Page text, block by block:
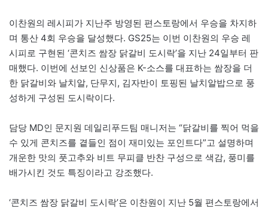
이찬원의 레시피가 지난주 방영된 편스토랑에서 우승을 차지하
며 통산 4회 우승을 달성했다. GS25는 이번 이찬원의 우승 레
시피로 구현된 ‘콘치즈 쌈장 닭갈비 도시락’을 지난 24일부터 판
매했다. 이번에 선보인 신상품은 K-소스를 대표하는 쌈장을 더
한 닭갈비와 날치알, 단무지, 김자반이 토핑된 날치알밥으로 풍
성하게 구성된 도시락이다.
담당 MD인 문지원 데일리푸드팀 매니저는 “닭갈비를 찍어 먹을
수 있게 콘치즈를 곁들인 점이 재미있는 포인트다”고 설명하며
개운한 맛의 풋고추와 비트 무피클 반찬 구성으로 색감, 풍미를
배가시킨 것도 특징이라고 강조했다.
‘콘치즈 쌈장 닭갈비 도시락’은 이찬원이 지난 5월 편스토랑에서